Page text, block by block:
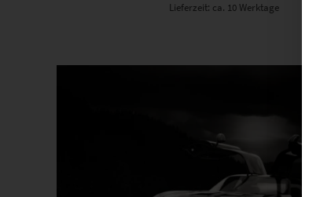
Lieferzeit: ca. 10 Werktage
Dieses Produkt weist mehrere Varianten auf. Die Optionen können auf der Produktseite gewählt werden